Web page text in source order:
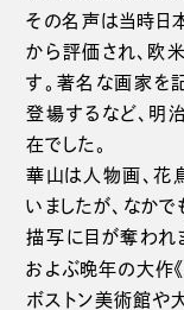
その名声は当時日
から評価され、欧
す。著名な画家を
登場するなど、明
在でした。
華山は人物画、花
いましたが、なか
描写に目が奪われ
およぶ晩年の大作
ボストン美術館や